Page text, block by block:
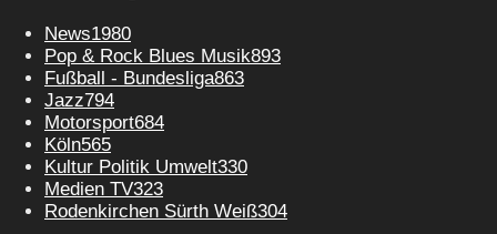
News1980
Pop & Rock Blues Musik893
Fußball - Bundesliga863
Jazz794
Motorsport684
Köln565
Kultur Politik Umwelt330
Medien TV323
Rodenkirchen Sürth Weiß304